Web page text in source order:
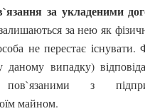
за укладеними
за нею як
не перестає
даному випадку)
пов`язаними з
майном.